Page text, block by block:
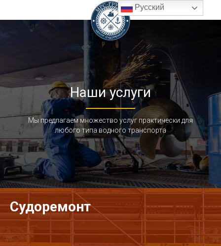
Наши услуги
Мы предлагаем множество услуг практически для
любого типа водного транспорта
Судоремонт
Русский